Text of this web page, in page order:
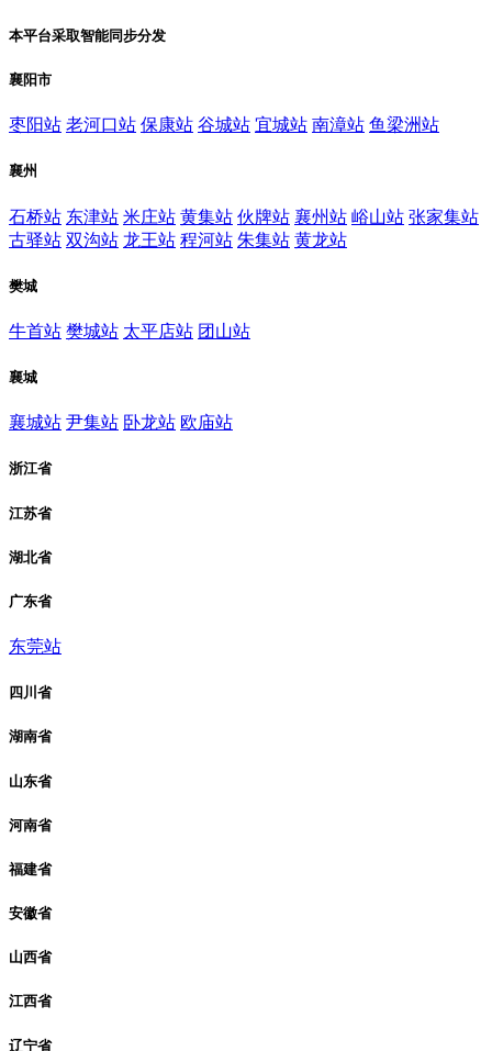
本平台采取智能同步分发
襄阳市
枣阳站 老河口站 保康站 谷城站 宜城站 南漳站 鱼梁洲站
襄州
石桥站 东津站 米庄站 黄集站 伙牌站 襄州站 峪山站 张家集站
古驿站 双沟站 龙王站 程河站 朱集站 黄龙站
樊城
牛首站 樊城站 太平店站 团山站
襄城
襄城站 尹集站 卧龙站 欧庙站
浙江省
江苏省
湖北省
广东省
东莞站
四川省
湖南省
山东省
河南省
福建省
安徽省
山西省
江西省
辽宁省